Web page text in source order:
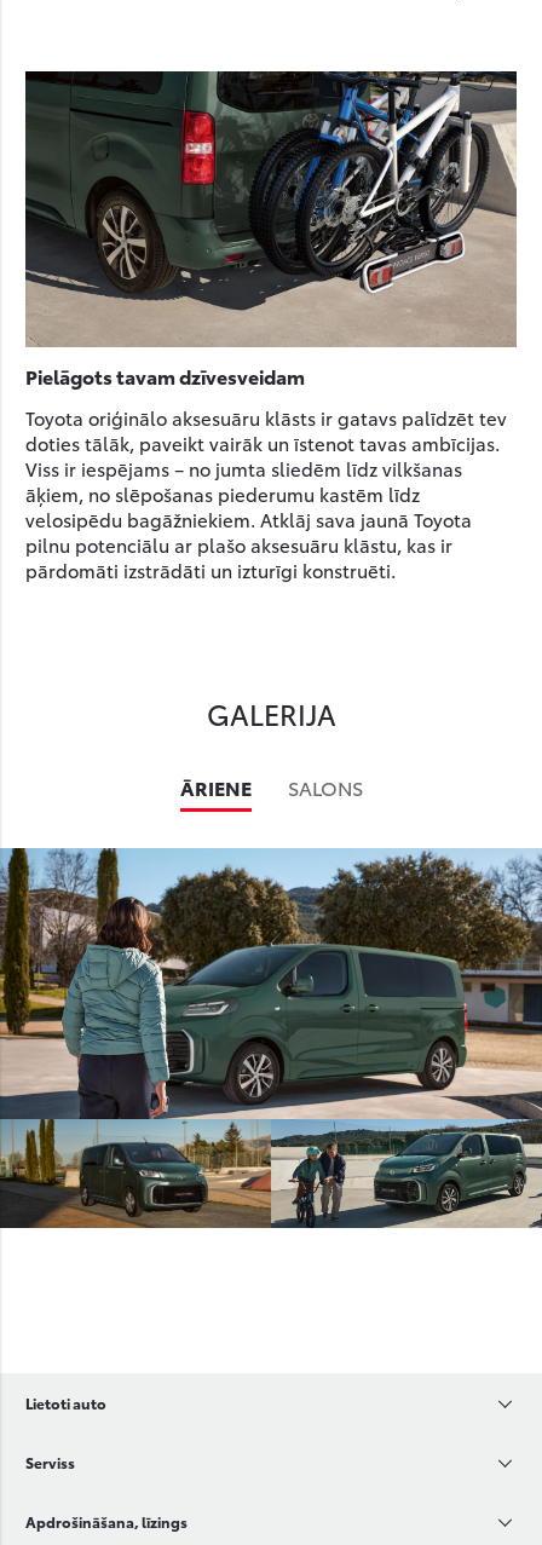
Pielāgots tavam dzīvesveidam
Toyota oriģinālo aksesuāru klāsts ir gatavs palīdzēt tev
doties tālāk, paveikt vairāk un īstenot tavas ambīcijas.
Viss ir iespējams – no jumta sliedēm līdz vilkšanas
āķiem, no slēpošanas piederumu kastēm līdz
velosipēdu bagāžniekiem. Atklāj sava jaunā Toyota
pilnu potenciālu ar plašo aksesuāru klāstu, kas ir
pārdomāti izstrādāti un izturīgi konstruēti.
GALERIJA
ĀRIENE SALONS
Lietoti auto
Serviss
Apdrošināšana, līzings